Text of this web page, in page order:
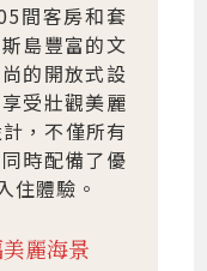
間客房和套
島豐富的文
的開放式設
受壯觀美麗
，不僅所有
時配備了優
住體驗。
麗海景